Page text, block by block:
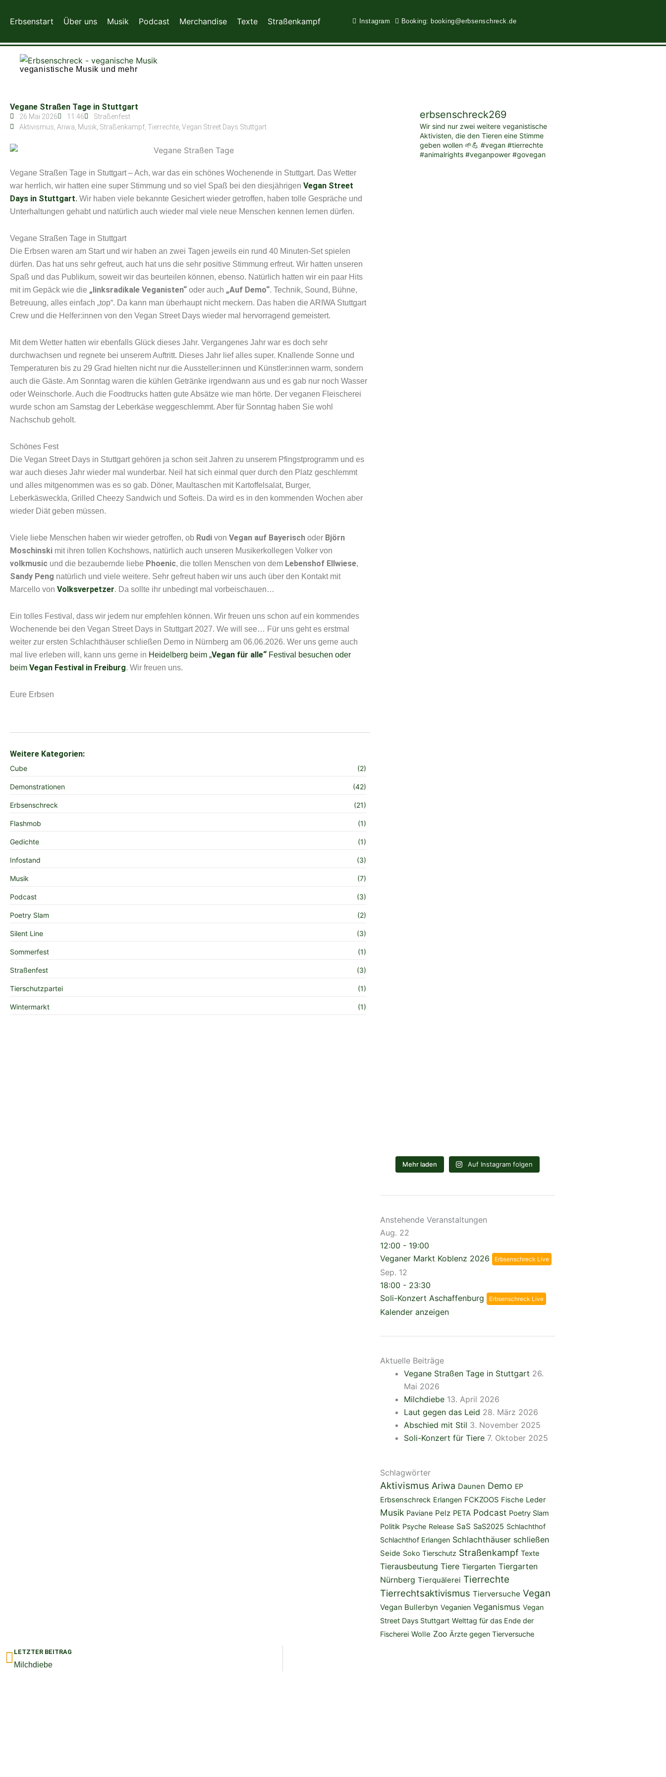
InhaltErbsenstart Über uns Musik Podcast Merchandise Texte Straßenkampf Instagram Booking: booking@erbsenschreck.de
veganistische Musik und mehr
Vegane Straßen Tage in Stuttgart
26.Mai 2026 11:46
Straßenfest
Aktivismus Ariwa Musik Straßenkampf Tierrechte Vegan Street Days Stuttgart
Vegane Straßen Tage in Stuttgart – Ach, war das ein schönes Wochenende in Stuttgart. Das Wetter
war herrlich, wir hatten eine super Stimmung und so viel Spaß bei den diesjährigen Vegan Street
Days in Stuttgart. Wir haben viele bekannte Gesichert wieder getroffen, haben tolle Gespräche und
Unterhaltungen gehabt und natürlich auch wieder mal viele neue Menschen kennen lernen dürfen.
Vegane Straßen Tage in Stuttgart
Die Erbsen waren am Start und wir haben an zwei Tagen jeweils ein rund 40 Minuten-Set spielen
dürfen. Das hat uns sehr gefreut, auch hat uns die sehr positive Stimmung erfreut. Wir hatten unseren
Spaß und das Publikum, soweit wir das beurteilen können, ebenso. Natürlich hatten wir ein paar Hits
mit im Gepäck wie die „linksradikale Veganisten“ oder auch „Auf Demo“. Technik, Sound, Bühne,
Betreuung, alles einfach „top“. Da kann man überhaupt nicht meckern. Das haben die ARIWA Stuttgart
Crew und die Helfer:innen von den Vegan Street Days wieder mal hervorragend gemeistert.
Mit dem Wetter hatten wir ebenfalls Glück dieses Jahr. Vergangenes Jahr war es doch sehr
durchwachsen und regnete bei unserem Auftritt. Dieses Jahr lief alles super. Knallende Sonne und
Temperaturen bis zu 29 Grad hielten nicht nur die Aussteller:innen und Künstler:innen warm, sondern
auch die Gäste. Am Sonntag waren die kühlen Getränke irgendwann aus und es gab nur noch Wasser
oder Weinschorle. Auch die Foodtrucks hatten gute Absätze wie man hörte. Der veganen Fleischerei
wurde schon am Samstag der Leberkäse weggeschlemmt. Aber für Sonntag haben Sie wohl
Nachschub geholt.
Schönes Fest
Die Vegan Street Days in Stuttgart gehören ja schon seit Jahren zu unserem Pfingstprogramm und es
war auch dieses Jahr wieder mal wunderbar. Neil hat sich einmal quer durch den Platz geschlemmt
und alles mitgenommen was es so gab. Döner, Maultaschen mit Kartoffelsalat, Burger,
Leberkäsweckla, Grilled Cheezy Sandwich und Softeis. Da wird es in den kommenden Wochen aber
wieder Diät geben müssen.
Viele liebe Menschen haben wir wieder getroffen, ob Rudi von Vegan auf Bayerisch oder Björn
Moschinski mit ihren tollen Kochshows, natürlich auch unseren Musikerkollegen Volker von
volkmusic und die bezaubernde liebe Phoenic, die tollen Menschen von dem Lebenshof Ellwiese,
Sandy Peng natürlich und viele weitere. Sehr gefreut haben wir uns auch über den Kontakt mit
Marcello von Volksverpetzer. Da sollte ihr unbedingt mal vorbeischauen…
Ein tolles Festival, dass wir jedem nur empfehlen können. Wir freuen uns schon auf ein kommendes
Wochenende bei den Vegan Street Days in Stuttgart 2027. We will see… Für uns geht es erstmal
weiter zur ersten Schlachthäuser schließen Demo in Nürnberg am 06.06.2026. Wer uns gerne auch
mal live erleben will, kann uns gerne in Heidelberg beim „Vegan für alle“ Festival besuchen oder
beim Vegan Festival in Freiburg. Wir freuen uns.
Eure Erbsen
Weitere Kategorien:
Cube (2)
Demonstrationen (42)
Erbsenschreck (21)
Flashmob (1)
Gedichte (1)
Infostand (3)
Musik (7)
Podcast (3)
Poetry Slam (2)
Silent Line (3)
Sommerfest (1)
Straßenfest (3)
Tierschutzpartei (1)
Wintermarkt (1)
erbsenschreck269
Wir sind nur zwei weitere veganistische
Aktivisten, die den Tieren eine Stimme
geben wollen 🌱💪 #vegan #tierrechte
#animalrights #veganpower #govegan
Mehr laden Auf Instagram folgen
Anstehende Veranstaltungen
Aug. 22
12:00 - 19:00
Veganer Markt Koblenz 2026
Erbsenschreck Live
Sep. 12
18:00 - 23:30
Soli-Konzert Aschaffenburg
Erbsenschreck Live
Kalender anzeigen
Aktuelle Beiträge
Vegane Straßen Tage in Stuttgart 26.
Mai 2026
Milchdiebe 13. April 2026
Laut gegen das Leid 28. März 2026
Abschied mit Stil 3. November 2025
Soli-Konzert für Tiere 7. Oktober 2025
Schlagwörter
Aktivismus Ariwa Daunen Demo EP
Erbsenschreck Erlangen FCKZOOS Fische Leder
Musik Paviane Pelz PETA Podcast Poetry Slam
Politik Psyche Release SaS SaS2025 Schlachthof
Schlachthof Erlangen Schlachthäuser schließen
Seide Soko Tierschutz Straßenkampf Texte
Tierausbeutung Tiere Tiergarten Tiergarten
Nürnberg Tierquälerei Tierrechte
Tierrechtsaktivismus Tierversuche Vegan
Vegan Bullerbyn Veganien Veganismus Vegan
Street Days Stuttgart Welttag für das Ende der
Fischerei Wolle Zoo Ärzte gegen Tierversuche
Zurück
LETZTER BEITRAG
Milchdiebe